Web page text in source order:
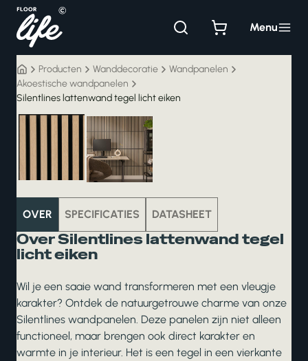
inhoud
Menu
Producten Wanddecoratie
Wandpanelen
Akoestische wandpanelen
Silentlines lattenwand tegel licht eiken
wanddecoratie
OVER SPECIFICATIES DATASHEET
Over Silentlines lattenwand tegel
licht eiken
Wil je een saaie wand transformeren met een vleugje
karakter? Ontdek de natuurgetrouwe charme van onze
Silentlines wandpanelen. Deze panelen zijn niet alleen
functioneel, maar brengen ook direct karakter en
warmte in je interieur. Het is een tegel in een vierkante